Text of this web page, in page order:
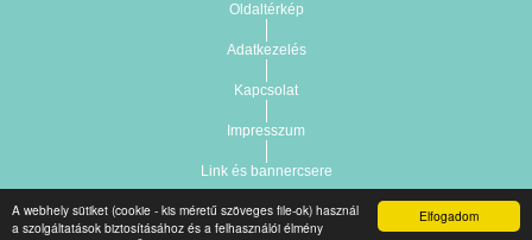
Elfogadom
A webhely sütiket (cookie - kis méretű szöveges file-ok) használ
a szolgáltatások biztosításához és a felhasználói élmény
Oldaltérkép
Adatkezelés
Kapcsolat
Impresszum
Link és bannercsere
Copyright © 2021.Vár-Köz Kft. - Ingatlan nyilvántartó, ügyviteli és